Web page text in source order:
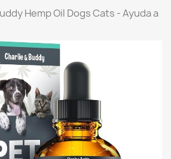
Hеmp Оil Dogs Cats - Ayuda a